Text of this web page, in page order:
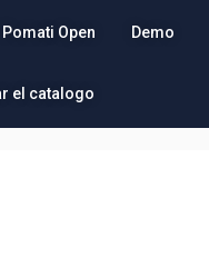
Pomati Open Demo
el catalogo